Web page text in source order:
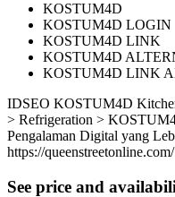
KOSTUM4D
KOSTUM4D LOGIN
KOSTUM4D LINK
KOSTUM4D
KOSTUM4D LINK
IDSEO KOSTUM4D
> Refrigeration >
Pengalaman Digital yang
https://queenstreetonline.com/
See price and